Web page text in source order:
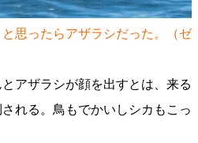
と思ったらアザラシだった。（ゼ
アザラシが顔を出すとは、来る
れる。鳥もでかいしシカもこっ